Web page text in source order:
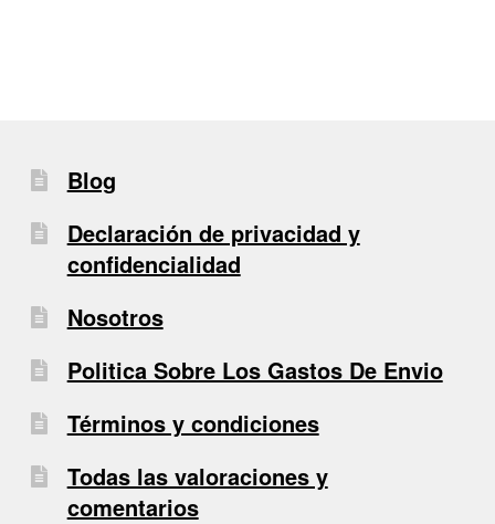
Blog
Declaración de privacidad y
confidencialidad
Nosotros
Politica Sobre Los Gastos De Envio
Términos y condiciones
Todas las valoraciones y
comentarios